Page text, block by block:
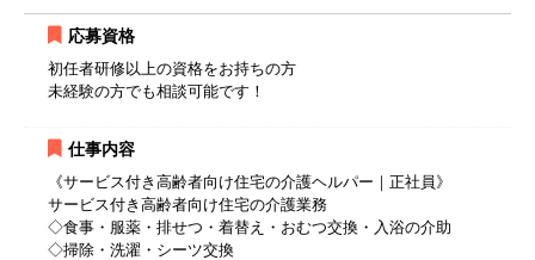
応募資格
初任者研修以上の資格をお持ちの方
未経験の方でも相談可能です！
仕事内容
《サービス付き高齢者向け住宅の介護ヘルパー｜正社員》
サービス付き高齢者向け住宅の介護業務
◇食事・服薬・排せつ・着替え・おむつ交換・入浴の介助
◇掃除・洗濯・シーツ交換